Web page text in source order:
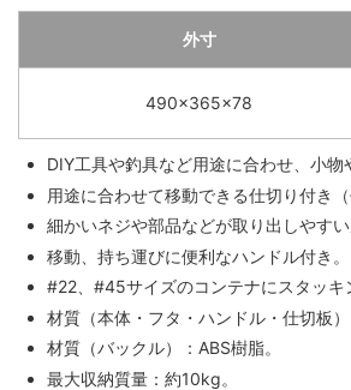
外寸
490×365×78
DIY工具や釣具など用途に合わせ、小
用途に合わせて移動できる仕切り付き
細かいネジや部品などが取り出しやすい
移動、持ち運びに便利なハンドル付き。
#22、#45サイズのコンテナにスタッキ
材質（本体・フタ・ハンドル・仕切板）
材質（バックル）：ABS樹脂。
最大収納質量：約10kg。